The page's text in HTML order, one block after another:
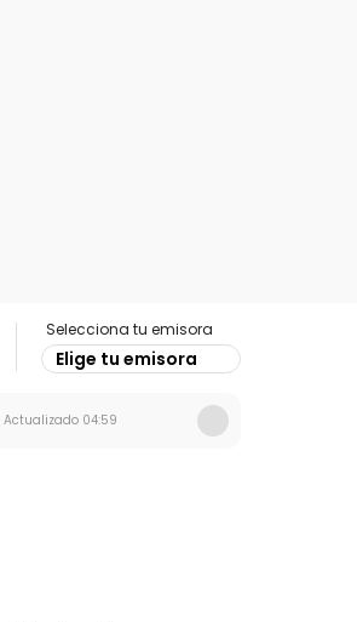
Selecciona tu emisora
Elige tu emisora
Actualizado 04:59